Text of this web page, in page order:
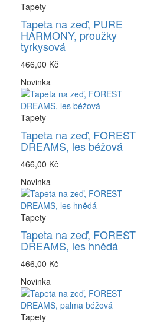
Tapety
Tapeta na zeď, PURE
HARMONY, proužky
tyrkysová
466,00 Kč
Novinka
Tapety
Tapeta na zeď, FOREST
DREAMS, les béžová
466,00 Kč
Novinka
Tapety
Tapeta na zeď, FOREST
DREAMS, les hnědá
466,00 Kč
Novinka
Tapety